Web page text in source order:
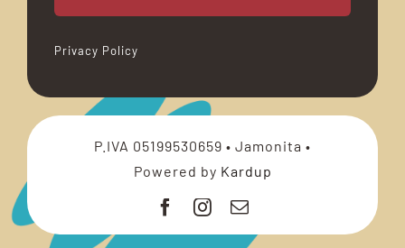
Privacy Policy
P.IVA 05199530659 • Jamonita •
Powered by Kardup